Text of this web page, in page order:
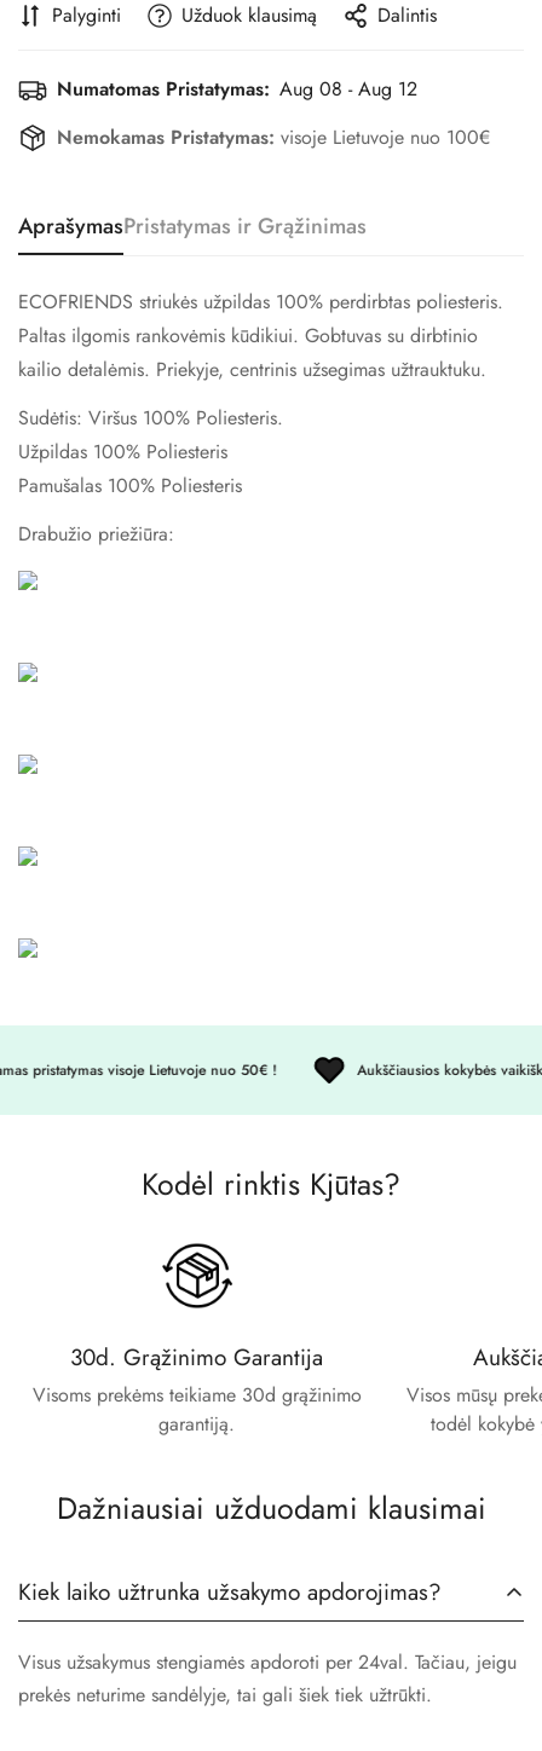
Palyginti Užduok klausimą Dalintis
Numatomas Pristatymas: Aug 08 - Aug 12
Nemokamas Pristatymas: visoje Lietuvoje nuo 100€
AprašymasPristatymas ir Grąžinimas
ECOFRIENDS striukės užpildas 100% perdirbtas poliesteris.
Paltas ilgomis rankovėmis kūdikiui. Gobtuvas su dirbtinio
kailio detalėmis. Priekyje, centrinis užsegimas užtrauktuku.
Sudėtis: Viršus 100% Poliesteris.
Užpildas 100% Poliesteris
Pamušalas 100% Poliesteris
Drabužio priežiūra:
pristatymas visoje Lietuvoje nuo 50€ ! Aukščiausios kokybės vaikiški
Kodėl rinktis Kjūtas?
30d. Grąžinimo Garantija
Visoms prekėms teikiame 30d grąžinimo
garantiją.
Visos mūsų
todėl kokybė
Dažniausiai užduodami klausimai
Kiek laiko užtrunka užsakymo apdorojimas?
Visus užsakymus stengiamės apdoroti per 24val. Tačiau, jeigu
prekės neturime sandėlyje, tai gali šiek tiek užtrūkti.